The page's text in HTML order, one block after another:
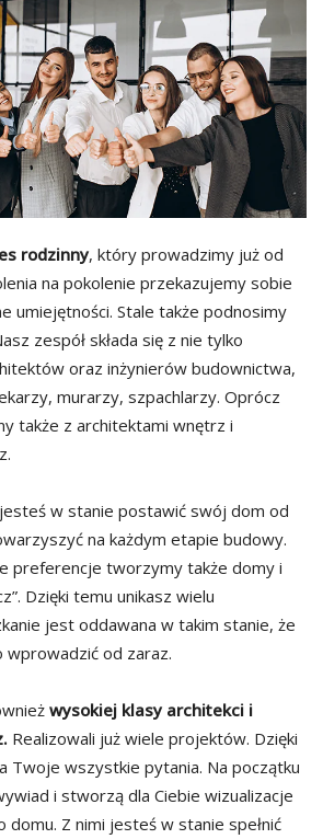
rodzinny, który prowadzimy już od
na pokolenie przekazujemy sobie
umiejętności. Stale także podnosimy
zespół składa się z nie tylko
oraz inżynierów budownictwa,
murarzy, szpachlarzy. Oprócz
także z architektami wnętrz i
jesteś w stanie postawić swój dom od
na każdym etapie budowy.
preferencje tworzymy także domy i
Dzięki temu unikasz wielu
jest oddawana w takim stanie, że
wprowadzić od zaraz.
wysokiej klasy architekci i
Realizowali już wiele projektów. Dzięki
Twoje wszystkie pytania. Na początku
i stworzą dla Ciebie wizualizacje
domu. Z nimi jesteś w stanie spełnić